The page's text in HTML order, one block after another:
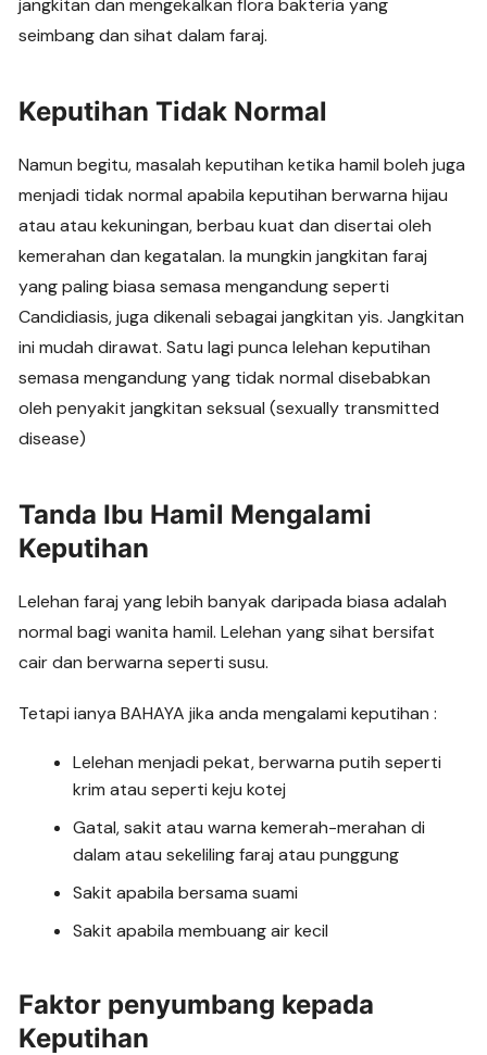
seimbang dan sihat dalam faraj.
Keputihan Tidak Normal
Namun begitu, masalah keputihan ketika hamil boleh juga
menjadi tidak normal apabila keputihan berwarna hijau
atau atau kekuningan, berbau kuat dan disertai oleh
kemerahan dan kegatalan. Ia mungkin jangkitan faraj
yang paling biasa semasa mengandung seperti
Candidiasis, juga dikenali sebagai jangkitan yis. Jangkitan
ini mudah dirawat. Satu lagi punca lelehan keputihan
semasa mengandung yang tidak normal disebabkan
oleh penyakit jangkitan seksual (sexually transmitted
disease)
Tanda Ibu Hamil Mengalami
Keputihan
Lelehan faraj yang lebih banyak daripada biasa adalah
normal bagi wanita hamil. Lelehan yang sihat bersifat
cair dan berwarna seperti susu.
Tetapi ianya BAHAYA jika anda mengalami keputihan :
Lelehan menjadi pekat, berwarna putih seperti
krim atau seperti keju kotej
Gatal, sakit atau warna kemerah-merahan di
dalam atau sekeliling faraj atau punggung
Sakit apabila bersama suami
Sakit apabila membuang air kecil
Faktor penyumbang kepada
Keputihan